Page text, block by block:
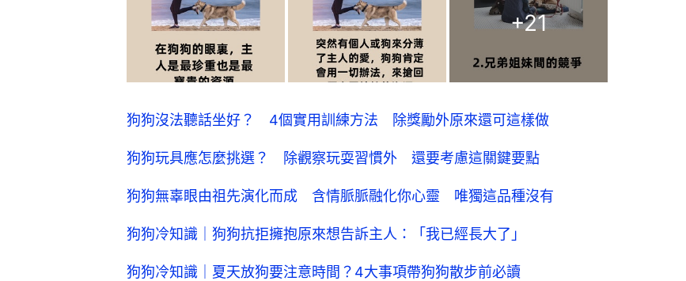
+21
狗狗沒法聽話坐好？ 4個實用訓練方法 除獎勵外原來還可這樣做
狗狗玩具應怎麼挑選？ 除觀察玩耍習慣外 還要考慮這關鍵要點
狗狗無辜眼由祖先演化而成 含情脈脈融化你心靈 唯獨這品種沒有
狗狗冷知識｜狗狗抗拒擁抱原來想告訴主人：「我已經長大了」
狗狗冷知識｜夏天放狗要注意時間？4大事項帶狗狗散步前必讀